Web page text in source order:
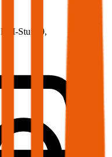
BM-Stufe 0,